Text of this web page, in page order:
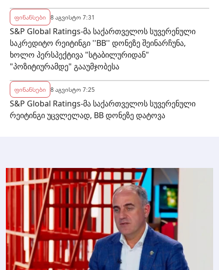
ფინანსები 8 აგვისტო 7:31
S&P Global Ratings-მა საქართველოს სუვერენული
საკრედიტო რეიტინგი ''BB'' დონეზე შეინარჩუნა,
ხოლო პერსპექტივა "სტაბილურიდან"
"პოზიტიურამდე" გააუმჯობესა
ფინანსები 8 აგვისტო 7:25
S&P Global Ratings-მა საქართველოს სუვერენული
რეიტინგი უცვლელად, BB დონეზე დატოვა